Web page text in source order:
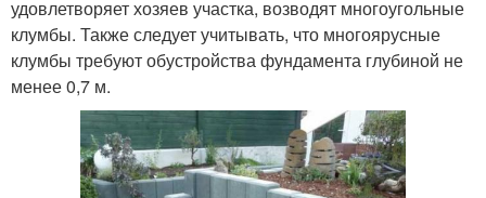
удовлетворяет хозяев участка, возводят многоугольные
клумбы. Также следует учитывать, что многоярусные
клумбы требуют обустройства фундамента глубиной не
менее 0,7 м.